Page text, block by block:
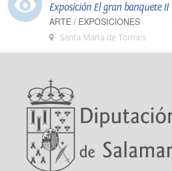
Exposición El gran banquete II
ARTE / EXPOSICIONES
Santa Marta de Tormes